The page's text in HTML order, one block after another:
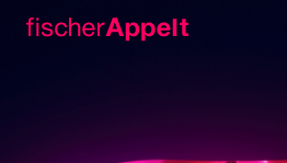
Über uns